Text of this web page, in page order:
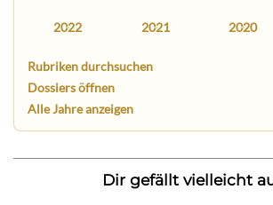
2022 2021 2020
Rubriken durchsuchen
Dossiers öffnen
Alle Jahre anzeigen
Dir gefällt vielleicht